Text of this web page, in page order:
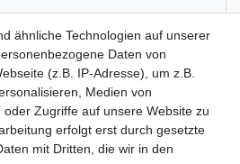
S4 Zoom LTE (SM-C1010 / SM-
B740, B740AC, B740AE.
2100 mAh.
Sprechzeiten
Kapazität bei diesem Akku-Typ!
ähnliche Technologien auf unserer
Daten von
(z.B. IP-Adresse), um z.B.
Medien von
Zugriffe auf unsere Website zu
erfolgt erst durch gesetzte
mit Dritten, die wir in den